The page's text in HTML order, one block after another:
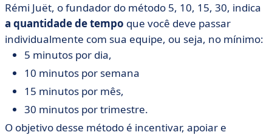
Rémi Juët, o fundador do método 5, 10, 15, 30, indica
a quantidade de tempo que você deve passar
individualmente com sua equipe, ou seja, no mínimo:
5 minutos por dia,
10 minutos por semana
15 minutos por mês,
30 minutos por trimestre.
O objetivo desse método é incentivar, apoiar e